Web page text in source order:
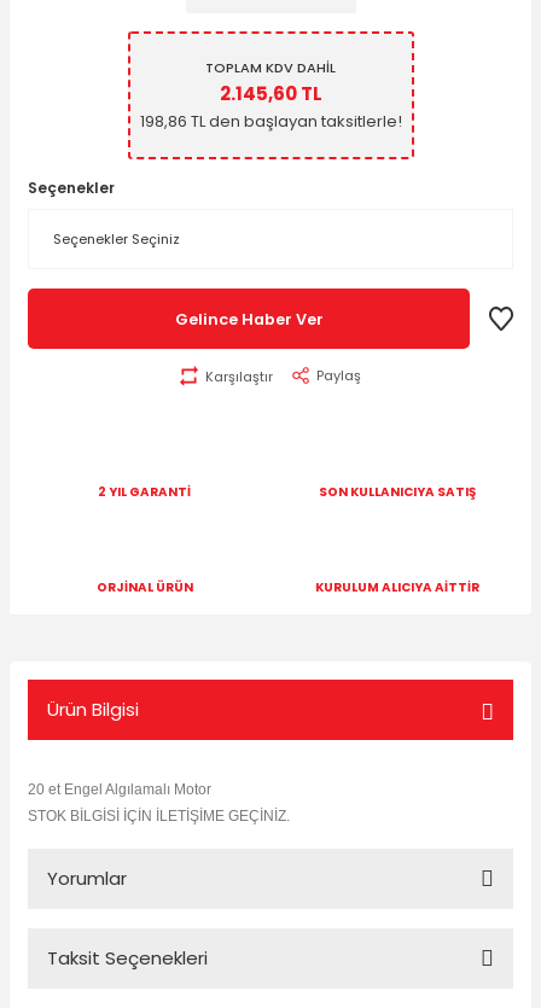
TOPLAM KDV DAHİL
2.145,60 TL
198,86 TL den başlayan taksitlerle!
Seçenekler
Gelince Haber Ver
Karşılaştır Paylaş
2 YIL GARANTİ SON KULLANICIYA SATIŞ
ORJİNAL ÜRÜN KURULUM ALICIYA AİTTİR
Ürün Bilgisi
20 et Engel Algılamalı Motor
STOK BİLGİSİ İÇİN İLETİŞİME GEÇİNİZ.
Yorumlar
Taksit Seçenekleri